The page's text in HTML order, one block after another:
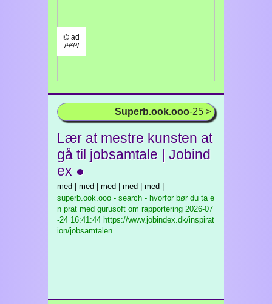
⌬ ad
/¹/²/³/
Superb.ook.ooo-25 >
Lær at mestre kunsten at
gå til jobsamtale | Jobind
ex ●
med | med | med | med | med |
superb.ook.ooo - search - hvorfor bør du ta e
n prat med gurusoft om rapportering 2026-07
-24 16:41:44 https://www.jobindex.dk/inspirat
ion/jobsamtalen